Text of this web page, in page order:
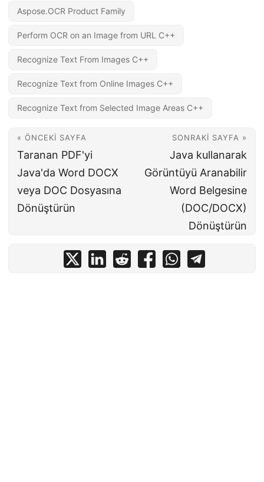
Aspose.OCR Product Family
Perform OCR on an Image from URL C++
Recognize Text From Images C++
Recognize Text from Online Images C++
Recognize Text from Selected Image Areas C++
« ÖNCEKI SAYFA
Taranan PDF'yi
Java'da Word DOCX
veya DOC Dosyasına
Dönüştürün
SONRAKI SAYFA »
Java kullanarak
Görüntüyü Aranabilir
Word Belgesine
(DOC/DOCX)
Dönüştürün